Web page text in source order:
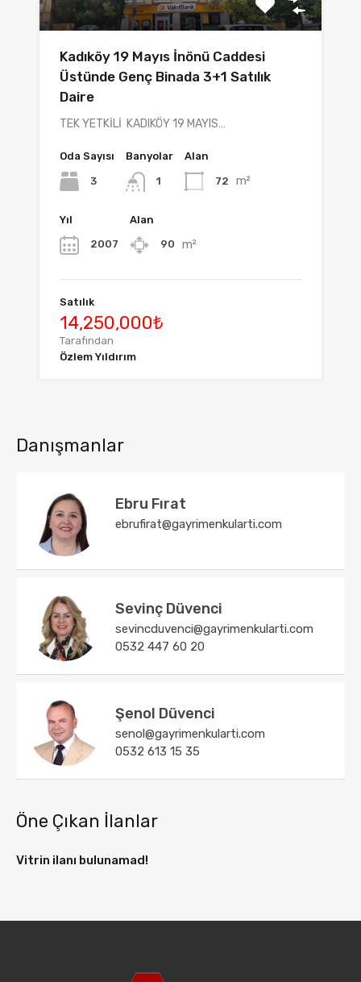
Kadıköy 19 Mayıs İnönü Caddesi
Üstünde Genç Binada 3+1 Satılık
Daire
TEK YETKİLİ KADIKÖY 19 MAYIS…
Oda Sayısı
3
Banyolar
1
Alan
72 m²
Yıl
2007
Alan
90 m²
Satılık
14,250,000₺
Tarafından
Özlem Yıldırım
Danışmanlar
Ebru Fırat
ebrufirat@gayrimenkularti.com
Sevinç Düvenci
sevincduvenci@gayrimenkularti.com
0532 447 60 20
Şenol Düvenci
senol@gayrimenkularti.com
0532 613 15 35
Öne Çıkan İlanlar
Vitrin ilanı bulunamad!